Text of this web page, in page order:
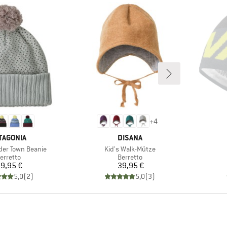
Town Beanie
di prodotti
Prezzo
€
5,0(2)
+4
MARCHIO
DISANA
Articolo
Kid's Walk-Mütze
Gruppo di prodotti
Berretto
Prezzo
39,95 €
5,0(3)